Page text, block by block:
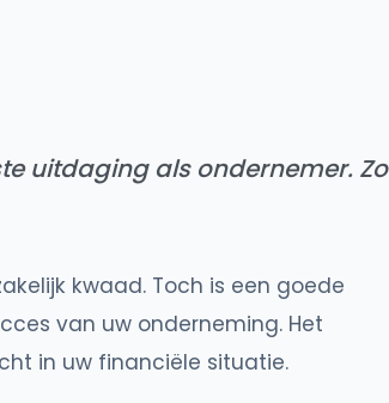
uitdaging als ondernemer. Zo
kwaad. Toch is een goede
van uw onderneming. Het
in uw financiële situatie.